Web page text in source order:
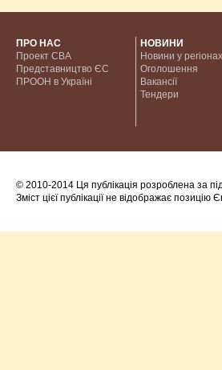
ПРО НАС
Проект CBA
Представництво ЄС
ПРООН в Україні
НОВИНИ
Новини у регіонах
Оголошення
Вакансії
Тендери
© 2010-2014 Ця публікація розроблена за
Зміст цієї публікації не відображає позицію